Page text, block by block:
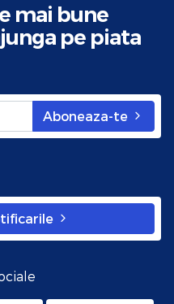
mai bune
pe piata
Aboneaza-te